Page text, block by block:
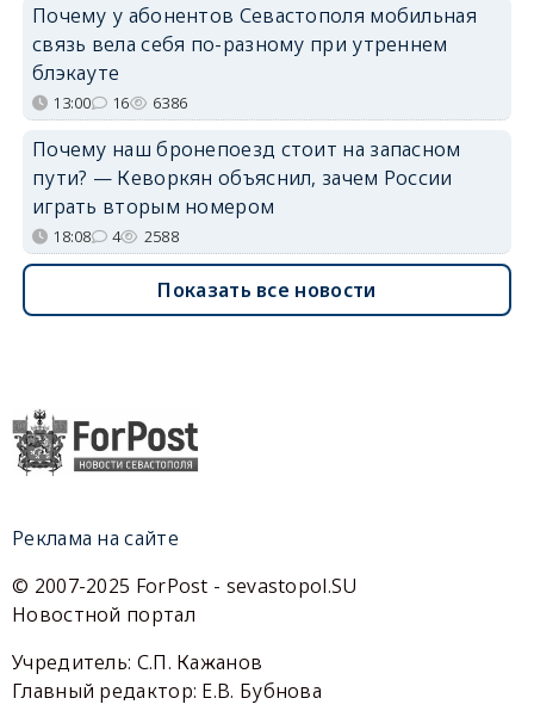
Почему у абонентов Севастополя мобильная
связь вела себя по-разному при утреннем
блэкауте
13:00 16 6386
Почему наш бронепоезд стоит на запасном
пути? — Кеворкян объяснил, зачем России
играть вторым номером
18:08 4 2588
Показать все новости
Реклама на сайте
© 2007-2025 ForPost - sevastopol.SU
Новостной портал
Учредитель: С.П. Кажанов
Главный редактор: Е.В. Бубнова